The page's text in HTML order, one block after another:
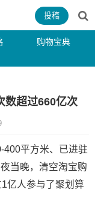
购物宝典
投稿
数超过660亿次
400平方米、已进驻
当晚，清空淘宝购
亿人参与了聚划算